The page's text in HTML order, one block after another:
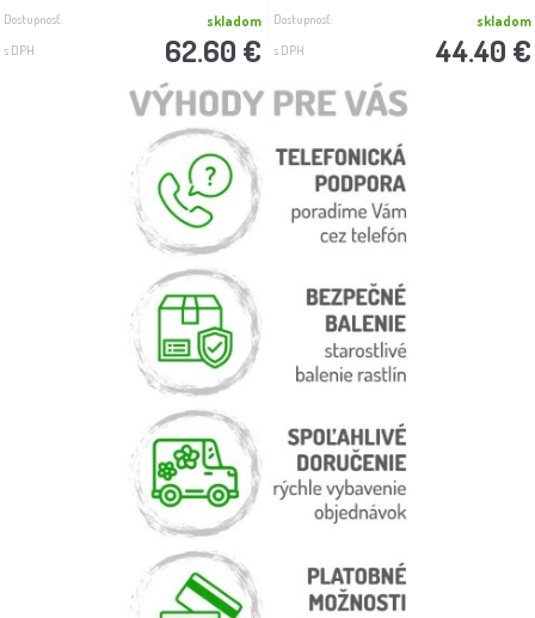
Dostupnosť: skladom
s DPH 62.60 €
Dostupnosť: skladom
s DPH 44.40 €